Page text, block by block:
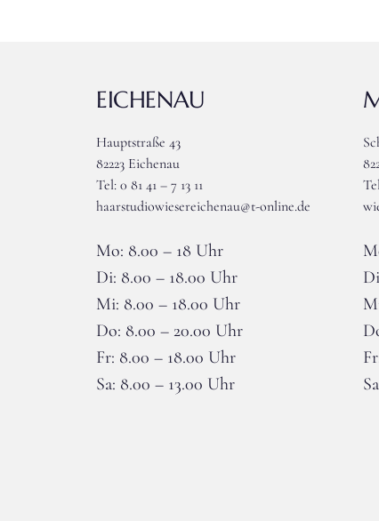
EICHENAU
Hauptstraße 43
82223 Eichenau
Tel: 0 81 41 – 7 13 11
haarstudiowiesereichenau@t-online.de
Mo: 8.00 – 18 Uhr
Di: 8.00 – 18.00 Uhr
Mi: 8.00 – 18.00 Uhr
Do: 8.00 – 20.00 Uhr
Fr: 8.00 – 18.00 Uhr
Sa: 8.00 – 13.00 Uhr